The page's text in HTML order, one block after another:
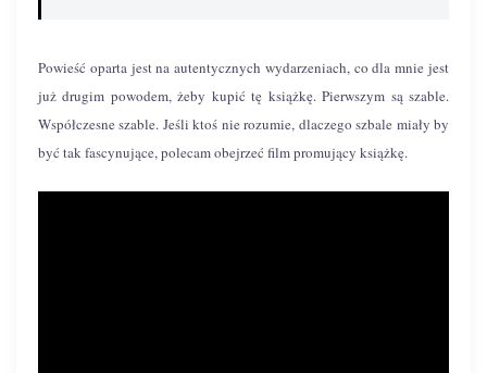
Powieść oparta jest na autentycznych wydarzeniach, co dla mnie jest
już drugim powodem, żeby kupić tę książkę. Pierwszym są szable.
Współczesne szable. Jeśli ktoś nie rozumie, dlaczego szbale miały by
być tak fascynujące, polecam obejrzeć film promujący książkę.